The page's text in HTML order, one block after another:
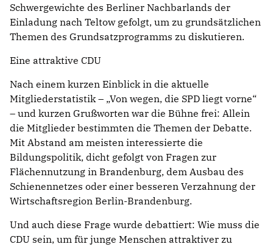
Schwergewichte des Berliner Nachbarlands der
Einladung nach Teltow gefolgt, um zu grundsätzlichen
Themen des Grundsatzprogramms zu diskutieren.
Eine attraktive CDU
Nach einem kurzen Einblick in die aktuelle
Mitgliederstatistik – „Von wegen, die SPD liegt vorne“
– und kurzen Grußworten war die Bühne frei: Allein
die Mitglieder bestimmten die Themen der Debatte.
Mit Abstand am meisten interessierte die
Bildungspolitik, dicht gefolgt von Fragen zur
Flächennutzung in Brandenburg, dem Ausbau des
Schienennetzes oder einer besseren Verzahnung der
Wirtschaftsregion Berlin-Brandenburg.
Und auch diese Frage wurde debattiert: Wie muss die
CDU sein, um für junge Menschen attraktiver zu